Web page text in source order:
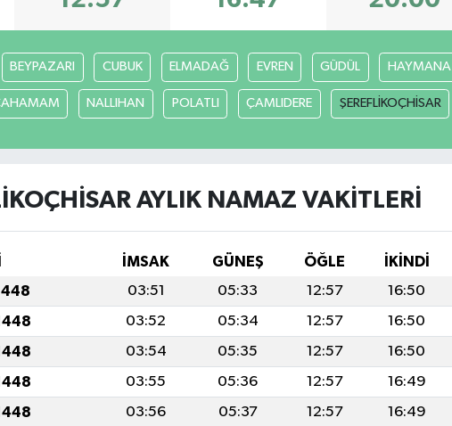
BEYPAZARI CUBUK ELMADAĞ EVREN GÜDÜL HAYMANA
NALLIHAN POLATLI ÇAMLIDERE ŞEREFLİKOÇHİSAR
AYLIK NAMAZ VAKITLERI
İMSAK GÜNEŞ ÖĞLE İKINDI
03:51 05:33 12:57 16:50
03:52 05:34 12:57 16:50
03:54 05:35 12:57 16:50
03:55 05:36 12:57 16:49
03:56 05:37 12:57 16:49